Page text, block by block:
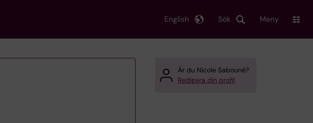
Sök
English Meny
Är du Nicole Sabouné?
Redigera din profil